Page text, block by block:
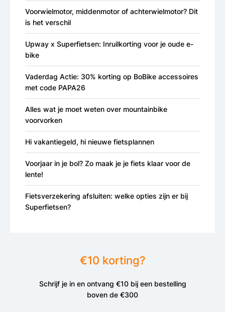
Voorwielmotor, middenmotor of achterwielmotor? Dit
is het verschil
Upway x Superfietsen: Inruilkorting voor je oude e-
bike
Vaderdag Actie: 30% korting op BoBike accessoires
met code PAPA26
Alles wat je moet weten over mountainbike
voorvorken
Hi vakantiegeld, hi nieuwe fietsplannen
Voorjaar in je bol? Zo maak je je fiets klaar voor de
lente!
Fietsverzekering afsluiten: welke opties zijn er bij
Superfietsen?
€10 korting?
Schrijf je in en ontvang €10 bij een bestelling
boven de €300